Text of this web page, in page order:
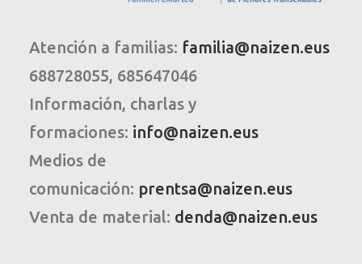
Atención a familias: familia@naizen.eus
688728055, 685647046
Información, charlas y
formaciones: info@naizen.eus
Medios de
comunicación: prentsa@naizen.eus
Venta de material: denda@naizen.eus